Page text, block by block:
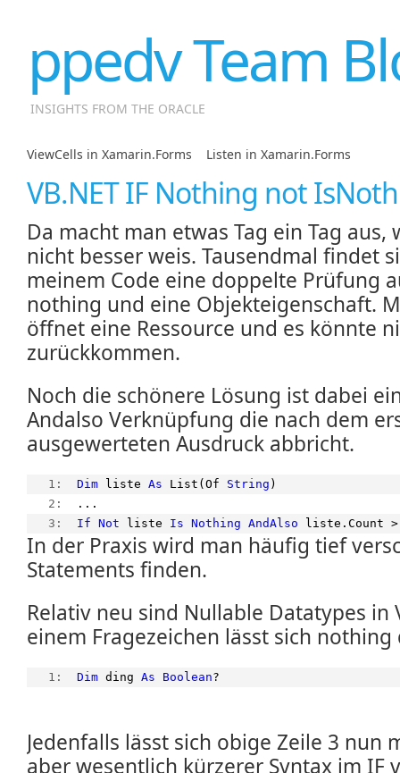
ppedv Team
INSIGHTS FROM THE ORACLE
ViewCells in Xamarin.Forms Listen in Xamarin.Forms
VB.NET IF Nothing not
Da macht man etwas Tag ein Tag aus,
nicht besser weis. Tausendmal findet
meinem Code eine doppelte Prüfung
nothing und eine Objekteigenschaft.
öffnet eine Ressource und es könnte
zurückkommen.
Noch die schönere Lösung ist dabei
Andalso Verknüpfung die nach dem
ausgewerteten Ausdruck abbricht.
   1:
Dim liste As List(Of String )
   2:
...
   3:
If Not liste Is Nothing AndAlso liste.Count >
In der Praxis wird man häufig tief
Statements finden.
Relativ neu sind Nullable Datatypes in
einem Fragezeichen lässt sich
   1:
Dim ding As Boolean?
Jedenfalls lässt sich obige Zeile 3 nun
aber wesentlich kürzerer Syntax im IF